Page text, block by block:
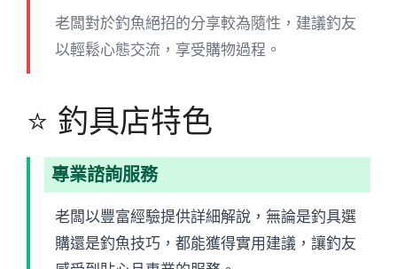
老闆對於釣魚絕招的分享較為隨性，建議釣友
以輕鬆心態交流，享受購物過程。
⭐ 釣具店特色
專業諮詢服務
老闆以豐富經驗提供詳細解說，無論是釣具選
購還是釣魚技巧，都能獲得實用建議，讓釣友